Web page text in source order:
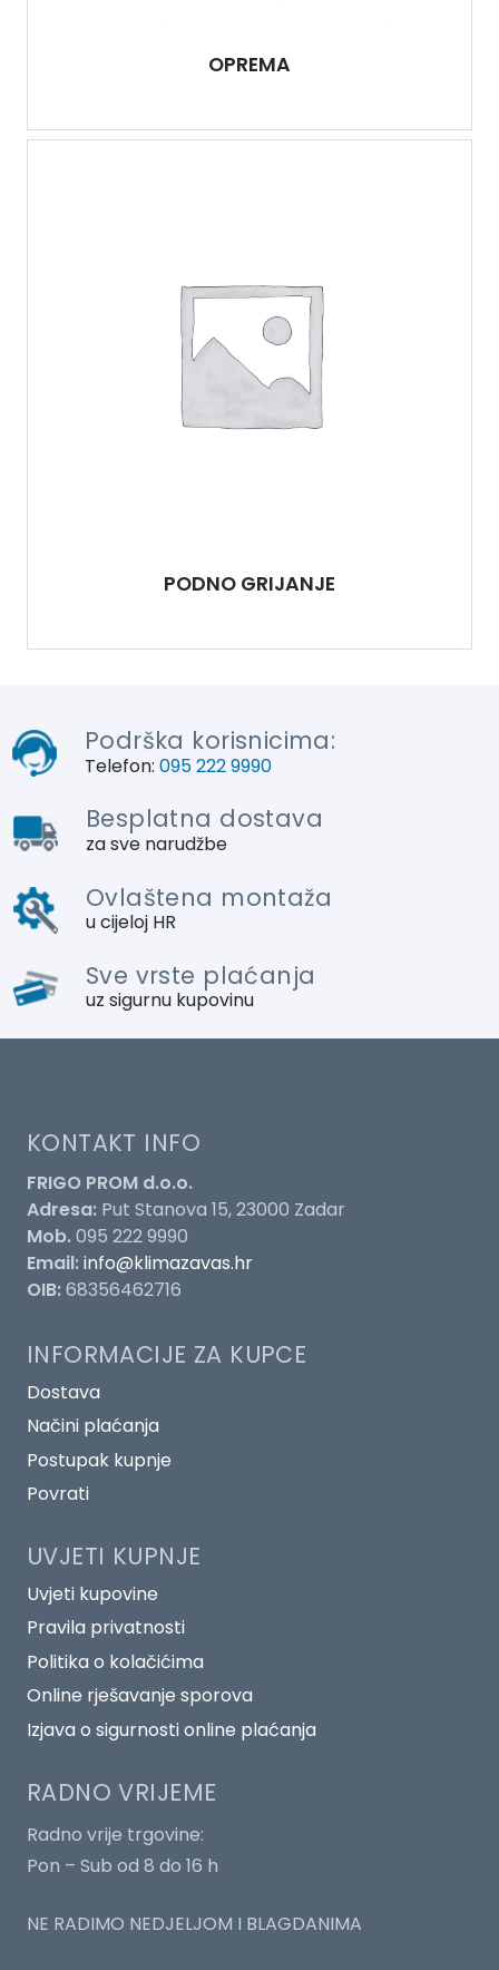
OPREMA
PODNO GRIJANJE
Podrška korisnicima:
Telefon: 095 222 9990
Besplatna dostava
za sve narudžbe
Ovlaštena montaža
u cijeloj HR
Sve vrste plaćanja
uz sigurnu kupovinu
KONTAKT INFO
FRIGO PROM d.o.o.
Adresa: Put Stanova 15, 23000 Zadar
Mob.095 222 9990
Email:info@klimazavas.hr
OIB:68356462716
INFORMACIJE ZA KUPCE
Dostava
Načini plaćanja
Postupak kupnje
Povrati
UVJETI KUPNJE
Uvjeti kupovine
Pravila privatnosti
Politika o kolačićima
Online rješavanje sporova
Izjava o sigurnosti online plaćanja
RADNO VRIJEME
Radno vrije trgovine:
Pon – Sub od 8 do 16 h
NE RADIMO NEDJELJOM I BLAGDANIMA